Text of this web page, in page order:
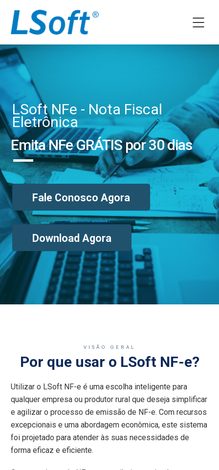
LSoft NFe - Nota Fiscal
Eletrônica
Emita NFe GRÁTIS por 30 dias
Fale Conosco Agora
Download Agora
VISÃO GERAL
Por que usar o LSoft NF-e?
Utilizar o LSoft NF-e é uma escolha inteligente para
qualquer empresa ou produtor rural que deseja simplificar
e agilizar o processo de emissão de NF-e. Com recursos
excepcionais e uma abordagem econômica, este sistema
foi projetado para atender às suas necessidades de
forma eficaz e eficiente.